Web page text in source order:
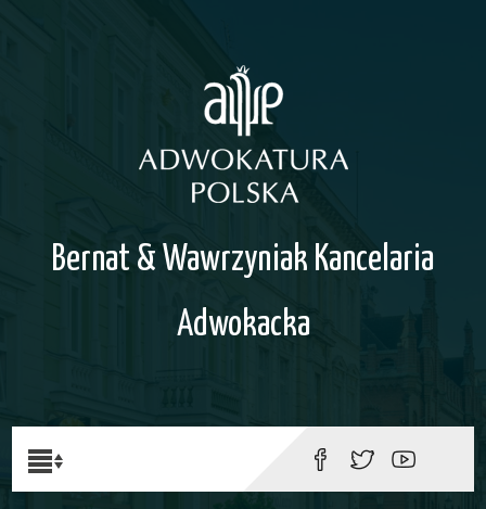
Bernat & Wawrzyniak Kancelaria
Adwokacka